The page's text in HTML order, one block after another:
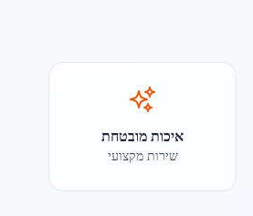
איכות מובטחת
שירות מקצועי